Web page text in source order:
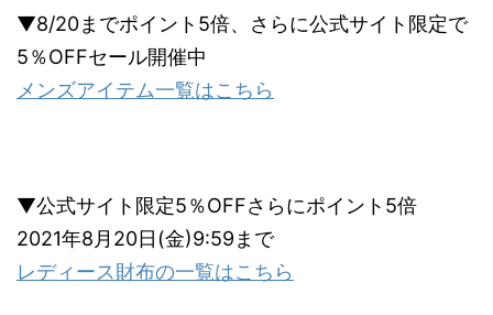
▼8/20までポイント5倍、さらに公式サイト限定で
5％OFFセール開催中
メンズアイテム一覧はこちら
▼公式サイト限定5％OFFさらにポイント5倍
2021年8月20日(金)9:59まで
レディース財布の一覧はこちら